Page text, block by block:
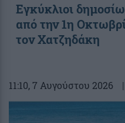
Εγκύκλιοι
από την 1η
τον Χατζηδάκη
11:10, 7 Αυγούστου 2026 ||